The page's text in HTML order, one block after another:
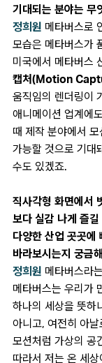
기대되는 분야는 무
정희원 메타버스로
모습은 메타버스가
미국에서 메타버스
캡처(Motion
움직임의 렌더링이
애니메이션 업계에
때 제작 분야에서 모
가능할 것으로 기대
수도 있겠죠.
직사각형 화면에서
보다 실감 나게 즐길
다양한 산업 곳곳에
바라보시는지 궁금
정희원 메타버스라
메타버스는 우리가
하나의 세상을 뜻하
아니고, 여전히 아
모션처럼 가상의 공
따라서 저는 온 세